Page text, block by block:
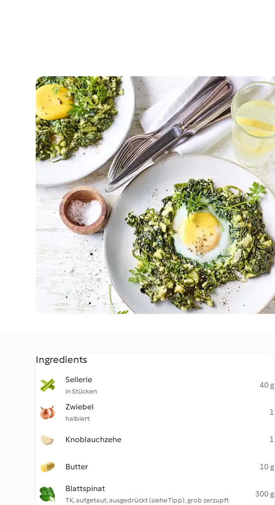
Ingredients
Sellerie
in Stücken
40 g
Zwiebel
halbiert
1
Knoblauchzehe 1
Butter 10 g
Blattspinat
TK, aufgetaut, ausgedrückt (siehe Tipp), grob zerzupft
300 g